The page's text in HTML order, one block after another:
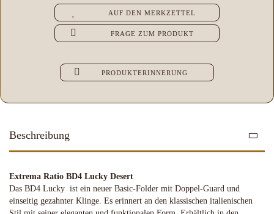
AUF DEN MERKZETTEL
FRAGE ZUM PRODUKT
PRODUKTERINNERUNG
Beschreibung
Extrema Ratio BD4 Lucky Desert
Das BD4 Lucky ist ein neuer Basic-Folder mit Doppel-Guard und
einseitig gezahnter Klinge. Es erinnert an den klassischen italienischen